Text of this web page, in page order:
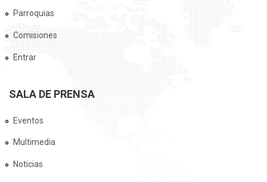
Parroquias
Comisiones
Entrar
SALA DE PRENSA
Eventos
Multimedia
Noticias